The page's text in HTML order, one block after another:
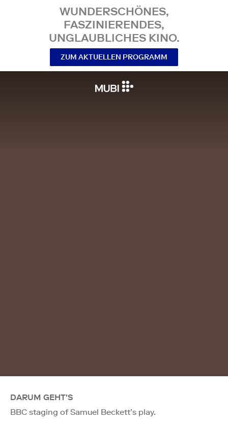
WUNDERSCHÖNES,
FASZINIERENDES,
UNGLAUBLICHES KINO.
ZUM AKTUELLEN PROGRAMM
DARUM GEHT'S
BBC staging of Samuel Beckett’s play.